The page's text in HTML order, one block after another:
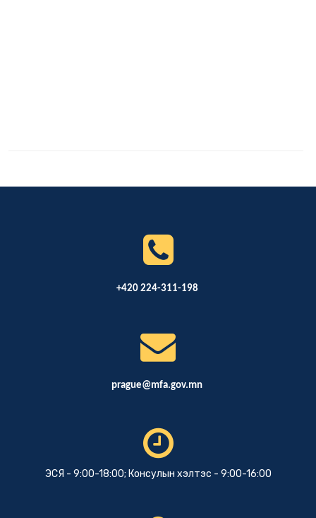
+420 224-311-198
prague@mfa.gov.mn
ЭСЯ - 9:00-18:00; Консулын хэлтэс - 9:00-16:00